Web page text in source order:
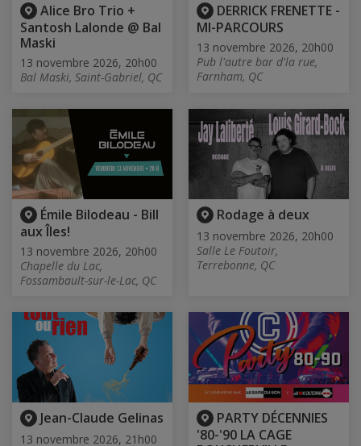
Alice Bro Trio +
Santosh Lalonde @ Bal
Maski
13 novembre 2026, 20h00
Bal Maski, Saint-Gabriel, QC
DERRICK FRENETTE -
MI-PARCOURS
13 novembre 2026, 20h00
Pub l'autre bar d'la rue,
Farnham, QC
Émile Bilodeau - Bill
aux Îles!
13 novembre 2026, 20h00
Chapelle du Lac,
Fossambault-sur-le-Lac, QC
Rodage à deux
13 novembre 2026, 20h00
Salle Le Foutoir,
Terrebonne, QC
Jean-Claude Gelinas
13 novembre 2026, 21h00
PARTY DÉCENNIES
'80-'90 LA CAGE